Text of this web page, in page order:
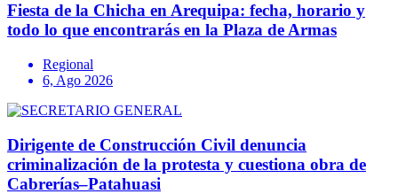
Fiesta de la Chicha en Arequipa: fecha, horario y
todo lo que encontrarás en la Plaza de Armas
Regional
6, Ago 2026
Dirigente de Construcción Civil denuncia
criminalización de la protesta y cuestiona obra de
Cabrerías–Patahuasi